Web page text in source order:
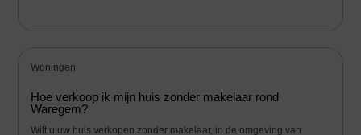
Woningen
Hoe verkoop ik mijn huis zonder makelaar rond
Waregem?
Wilt u uw huis verkopen zonder makelaar, in de omgeving van